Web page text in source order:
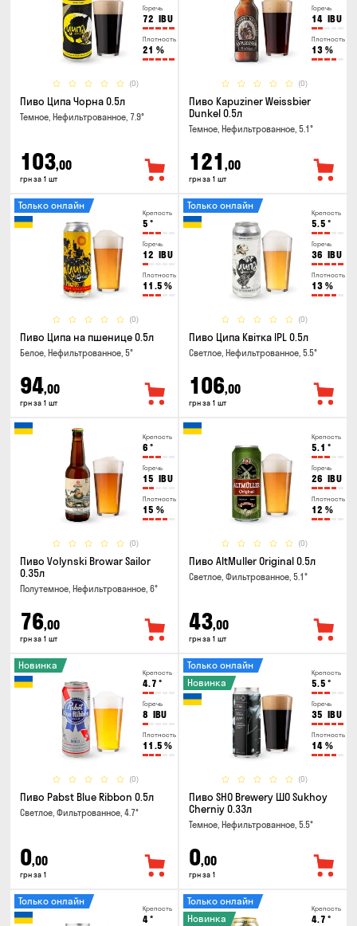
Горечь
72 IBU
Плотность
21 %
(0)
Пиво Ципа Чорна 0.5л
Темное, Нефильтрованное, 7.9°
103,00
грн за 1 шт
Горечь
14 IBU
Плотность
13 %
(0)
Пиво Kapuziner Weissbier
Dunkel 0.5л
Темное, Нефильтрованное, 5.1°
121 ,00
грн за 1 шт
Крепость
5 °
Горечь
12 IBU
Плотность
11.5 %
(0)
Только онлайн
Пиво Ципа на пшенице 0.5л
Белое, Нефильтрованное, 5°
94,00
грн за 1 шт
Крепость
5.5 °
Горечь
36 IBU
Плотность
13 %
(0)
Только онлайн
Пиво Ципа Квітка IPL 0.5л
Светлое, Нефильтрованное, 5.5°
106,00
грн за 1 шт
Крепость
6 °
Горечь
15 IBU
Плотность
15 %
(0)
Пиво Volynski Browar Sailor
0.35л
Полутемное, Нефильтрованное, 6°
76,00
грн за 1 шт
Крепость
5.1 °
Горечь
26 IBU
Плотность
12 %
(0)
Пиво AltMuller Original 0.5л
Светлое, Фильтрованное, 5.1°
43,00
грн за 1 шт
Крепость
4.7 °
Горечь
8 IBU
Плотность
11.5 %
(0)
Новинка
Пиво Pabst Blue Ribbon 0.5л
Светлое, Фильтрованное, 4.7°
0,00
грн за 1
Крепость
5.5 °
Горечь
35 IBU
Плотность
14 %
(0)
Только онлайн
Новинка
Пиво SHO Brewery ШО Sukhoy
Cherniy 0.33л
Темное, Нефильтрованное, 5.5°
0,00
грн за 1
Крепость
4°
Только онлайн
Крепость
4.7 °
Только онлайн
Новинка